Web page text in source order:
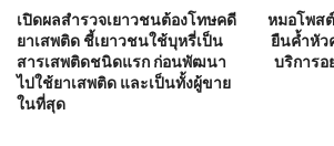
เปิดผลสำรวจเยาวชนต้องโทษคดี
ยาเสพติด ชี้เยาวชนใช้บุหรี่เป็น
สารเสพติดชนิดแรก ก่อนพัฒนา
ไปใช้ยาเสพติด และเป็นทั้งผู้ขาย
ในที่สุด
หมอโพส
ยืนค้ำหัว
บริการอ